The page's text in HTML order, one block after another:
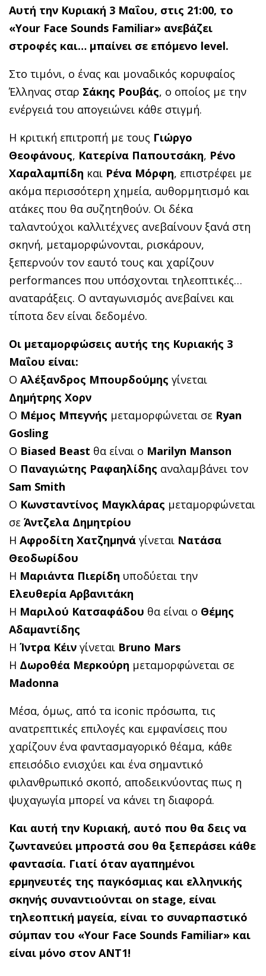
Αυτή την Κυριακή 3 Μαΐου, στις 21:00, το
«Your Face Sounds Familiar» ανεβάζει
στροφές και… μπαίνει σε επόμενο level.
Στο τιμόνι, ο ένας και μοναδικός κορυφαίος
Έλληνας σταρ Σάκης Ρουβάς, ο οποίος με την
ενέργειά του απογειώνει κάθε στιγμή.
Η κριτική επιτροπή με τους Γιώργο
Θεοφάνους, Κατερίνα Παπουτσάκη, Ρένο
Χαραλαμπίδη και Ρένα Μόρφη, επιστρέφει με
ακόμα περισσότερη χημεία, αυθορμητισμό και
ατάκες που θα συζητηθούν. Οι δέκα
ταλαντούχοι καλλιτέχνες ανεβαίνουν ξανά στη
σκηνή, μεταμορφώνονται, ρισκάρουν,
ξεπερνούν τον εαυτό τους και χαρίζουν
performances που υπόσχονται τηλεοπτικές…
αναταράξεις. Ο ανταγωνισμός ανεβαίνει και
τίποτα δεν είναι δεδομένο.
Οι μεταμορφώσεις αυτής της Κυριακής 3
Μαΐου είναι:
Ο Αλέξανδρος Μπουρδούμης γίνεται
Δημήτρης Χορν
Ο Μέμος Μπεγνής μεταμορφώνεται σε Ryan
Gosling
Ο Biased Beast θα είναι ο Marilyn Manson
Ο Παναγιώτης Ραφαηλίδης αναλαμβάνει τον
Sam Smith
Ο Κωνσταντίνος Μαγκλάρας μεταμορφώνεται
σε Άντζελα Δημητρίου
Η Αφροδίτη Χατζημηνά γίνεται Νατάσα
Θεοδωρίδου
Η Μαριάντα Πιερίδη υποδύεται την
Ελευθερία Αρβανιτάκη
Η Μαριλού Κατσαφάδου θα είναι ο Θέμης
Αδαμαντίδης
Η Ίντρα Κέιν γίνεται Bruno Mars
Η Δωροθέα Μερκούρη μεταμορφώνεται σε
Madonna
Μέσα, όμως, από τα iconic πρόσωπα, τις
ανατρεπτικές επιλογές και εμφανίσεις που
χαρίζουν ένα φαντασμαγορικό θέαμα, κάθε
επεισόδιο ενισχύει και ένα σημαντικό
φιλανθρωπικό σκοπό, αποδεικνύοντας πως η
ψυχαγωγία μπορεί να κάνει τη διαφορά.
Και αυτή την Κυριακή, αυτό που θα δεις να
ζωντανεύει μπροστά σου θα ξεπεράσει κάθε
φαντασία. Γιατί όταν αγαπημένοι
ερμηνευτές της παγκόσμιας και ελληνικής
σκηνής συναντιούνται on stage, είναι
τηλεοπτική μαγεία, είναι το συναρπαστικό
σύμπαν του «Your Face Sounds Familiar» και
είναι μόνο στον ΑΝΤ1!